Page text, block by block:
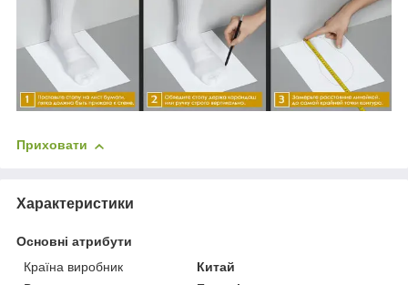
Приховати
Характеристики
Основні атрибути
Країна виробник
Китай